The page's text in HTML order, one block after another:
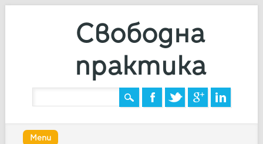
Свободна
практика
Main menu
Menu